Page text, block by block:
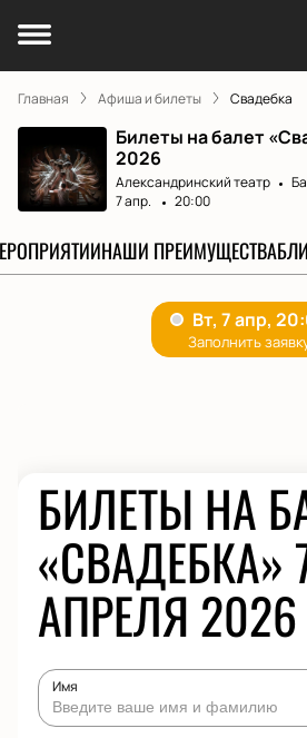
Главная Афиша и билеты Свадебка
Билеты на балет
2026
Александринский театр
7 апр.
20:00
НАШИ ПРЕИМУЩЕСТВА
БИЛЕТЫ НА
«СВАДЕБКА»
АПРЕЛЯ 2026
Имя